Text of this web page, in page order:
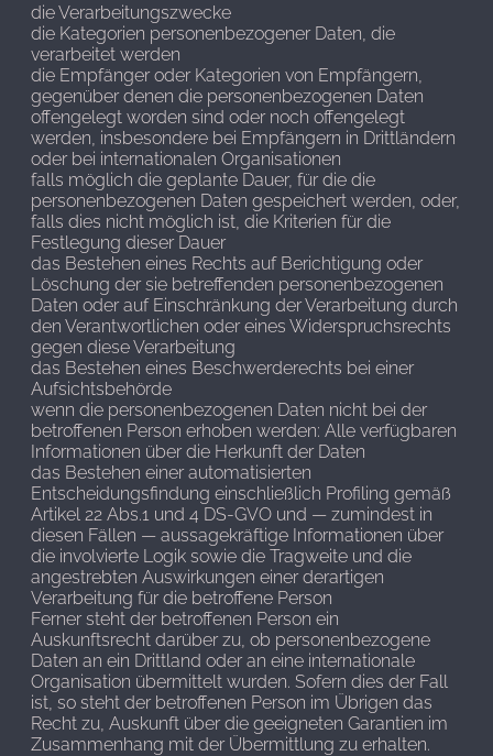
die Verarbeitungszwecke
die Kategorien personenbezogener Daten, die
verarbeitet werden
die Empfänger oder Kategorien von Empfängern,
gegenüber denen die personenbezogenen Daten
offengelegt worden sind oder noch offengelegt
werden, insbesondere bei Empfängern in Drittländern
oder bei internationalen Organisationen
falls möglich die geplante Dauer, für die die
personenbezogenen Daten gespeichert werden, oder,
falls dies nicht möglich ist, die Kriterien für die
Festlegung dieser Dauer
das Bestehen eines Rechts auf Berichtigung oder
Löschung der sie betreffenden personenbezogenen
Daten oder auf Einschränkung der Verarbeitung durch
den Verantwortlichen oder eines Widerspruchsrechts
gegen diese Verarbeitung
das Bestehen eines Beschwerderechts bei einer
Aufsichtsbehörde
wenn die personenbezogenen Daten nicht bei der
betroffenen Person erhoben werden: Alle verfügbaren
Informationen über die Herkunft der Daten
das Bestehen einer automatisierten
Entscheidungsfindung einschließlich Profiling gemäß
Artikel 22 Abs.1 und 4 DS-GVO und — zumindest in
diesen Fällen — aussagekräftige Informationen über
die involvierte Logik sowie die Tragweite und die
angestrebten Auswirkungen einer derartigen
Verarbeitung für die betroffene Person
Ferner steht der betroffenen Person ein
Auskunftsrecht darüber zu, ob personenbezogene
Daten an ein Drittland oder an eine internationale
Organisation übermittelt wurden. Sofern dies der Fall
ist, so steht der betroffenen Person im Übrigen das
Recht zu, Auskunft über die geeigneten Garantien im
Zusammenhang mit der Übermittlung zu erhalten.